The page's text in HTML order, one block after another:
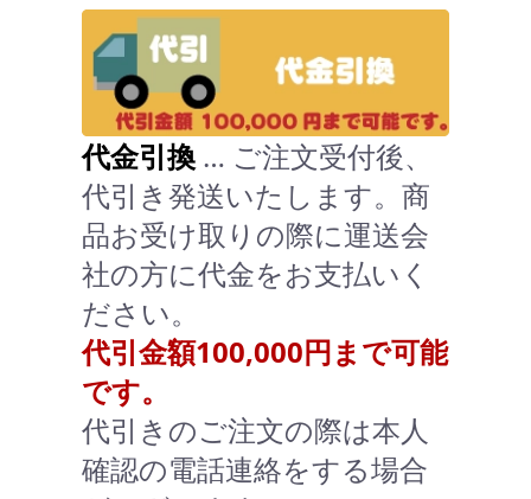
代金引換 … ご注文受付後、
代引き発送いたします。商
品お受け取りの際に運送会
社の方に代金をお支払いく
ださい。
代引金額100,000円まで可能
です。
代引きのご注文の際は本人
確認の電話連絡をする場合